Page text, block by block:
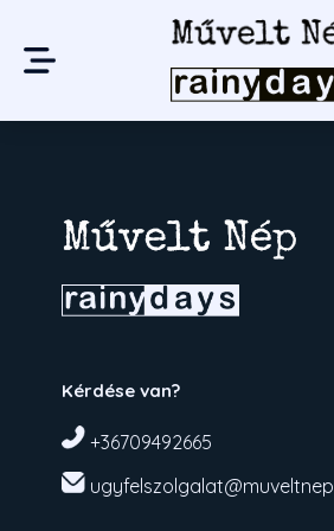
Kérdése van?
+36709492665